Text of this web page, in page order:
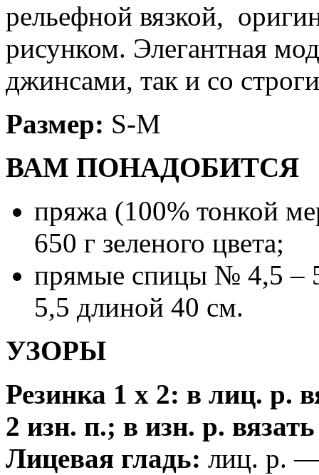
рельефной вязкой,
рисунком. Элегантная
джинсами, так и со
Размер: S-M
ВАМ ПОНАДОБИТСЯ
пряжа (100% тонкой
650 г зеленого цвета;
прямые спицы № 4,5 –
5,5 длиной 40 см.
УЗОРЫ
Резинка 1 х 2: в лиц. р.
2 изн. п.; в изн. р.
Лицевая гладь: лиц. р.